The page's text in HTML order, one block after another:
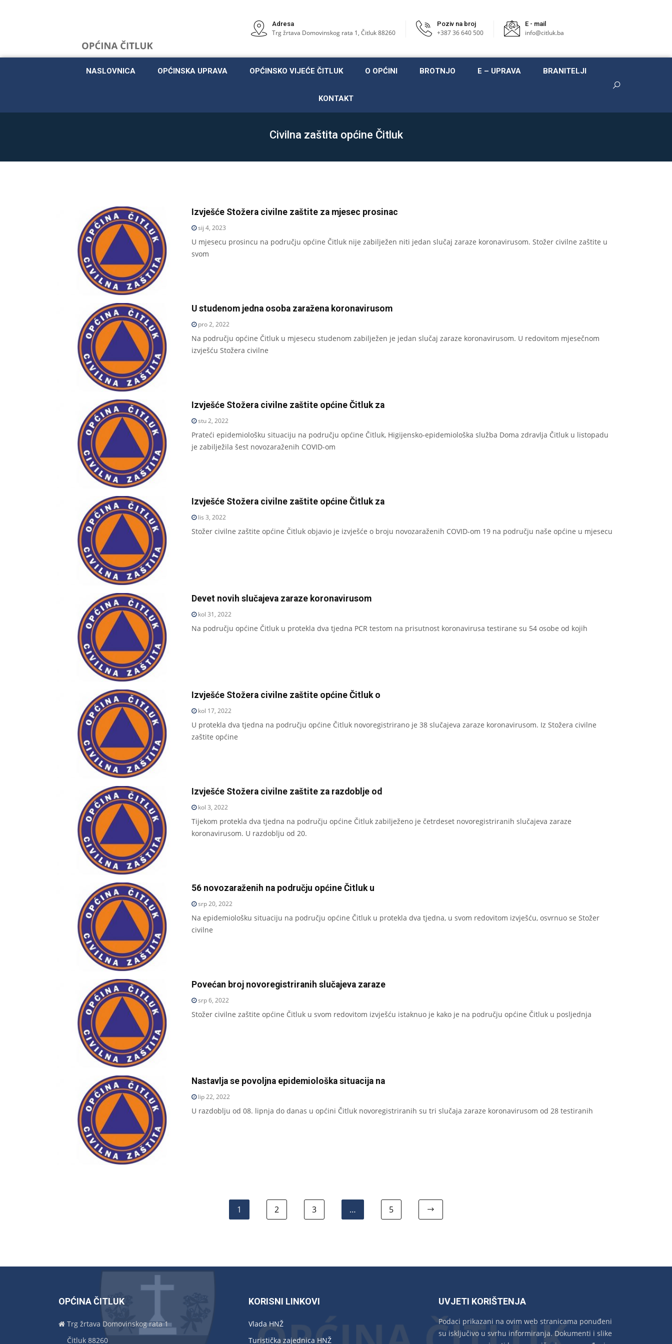
Adresa
Trg žrtava Domovinskog rata 1, Čitluk 88260
Poziv na broj
+387 36 640 500
E - mail
info@citluk.ba
NASLOVNICA OPĆINSKA UPRAVA OPĆINSKO VIJEĆE ČITLUK O OPĆINI BROTNJO E – UPRAVA BRANITELJI
KONTAKT
Civilna zaštita općine Čitluk
Izvješće Stožera civilne zaštite za mjesec prosinac
sij 4, 2023
U mjesecu prosincu na području općine Čitluk nije zabilježen niti jedan slučaj zaraze koronavirusom. Stožer civilne zaštite u
svom
U studenom jedna osoba zaražena koronavirusom
pro 2, 2022
Na području općine Čitluk u mjesecu studenom zabilježen je jedan slučaj zaraze koronavirusom. U redovitom mjesečnom
izvješću Stožera civilne
Izvješće Stožera civilne zaštite općine Čitluk za
stu 2, 2022
Prateći epidemiološku situaciju na području općine Čitluk, Higijensko-epidemiološka služba Doma zdravlja Čitluk u listopadu
je zabilježila šest novozaraženih COVID-om
Izvješće Stožera civilne zaštite općine Čitluk za
lis 3, 2022
Stožer civilne zaštite općine Čitluk objavio je izvješće o broju novozaraženih COVID-om 19 na području naše općine u mjesecu
Devet novih slučajeva zaraze koronavirusom
kol 31, 2022
Na području općine Čitluk u protekla dva tjedna PCR testom na prisutnost koronavirusa testirane su 54 osobe od kojih
Izvješće Stožera civilne zaštite općine Čitluk o
kol 17, 2022
U protekla dva tjedna na području općine Čitluk novoregistrirano je 38 slučajeva zaraze koronavirusom. Iz Stožera civilne
zaštite općine
Izvješće Stožera civilne zaštite za razdoblje od
kol 3, 2022
Tijekom protekla dva tjedna na području općine Čitluk zabilježeno je četrdeset novoregistriranih slučajeva zaraze
koronavirusom. U razdoblju od 20.
56 novozaraženih na području općine Čitluk u
srp 20, 2022
Na epidemiološku situaciju na području općine Čitluk u protekla dva tjedna, u svom redovitom izvješću, osvrnuo se Stožer
civilne
Povećan broj novoregistriranih slučajeva zaraze
srp 6, 2022
Stožer civilne zaštite općine Čitluk u svom redovitom izvješću istaknuo je kako je na području općine Čitluk u posljednja
Nastavlja se povoljna epidemiološka situacija na
lip 22, 2022
U razdoblju od 08. lipnja do danas u općini Čitluk novoregistriranih su tri slučaja zaraze koronavirusom od 28 testiranih
1 2 3 … 5
OPĆINA ČITLUK
Trg žrtava Domovinskog rata 1
Čitluk 88260
KORISNI LINKOVI
Vlada HNŽ
Turistička zajednica HNŽ
UVJETI KORIŠTENJA
Podaci prikazani na ovim web stranicama ponuđeni
su isključivo u svrhu informiranja. Dokumenti i slike